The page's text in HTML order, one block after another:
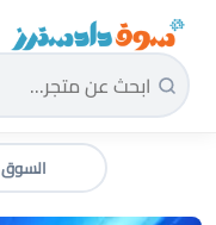
سوق دادسترز الرئيسية
السوق